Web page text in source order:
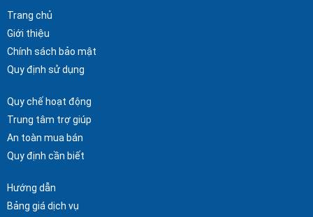
Trang chủ
Giới thiệu
Chính sách bảo mật
Quy định sử dụng
Quy chế hoạt động
Trung tâm trợ giúp
An toàn mua bán
Quy định cần biết
Hướng dẫn
Bảng giá dịch vụ